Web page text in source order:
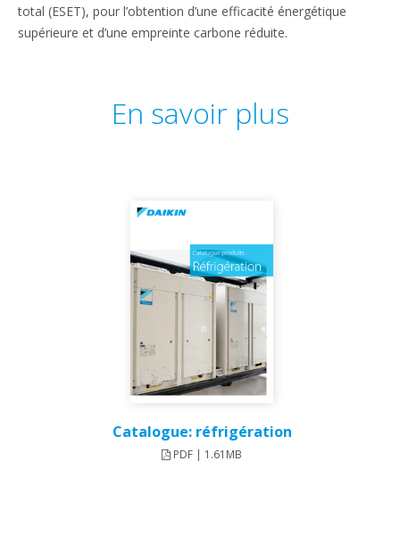
total (ESET), pour l’obtention d’une efficacité énergétique
supérieure et d’une empreinte carbone réduite.
En savoir plus
Catalogue: réfrigération
PDF | 1.61MB